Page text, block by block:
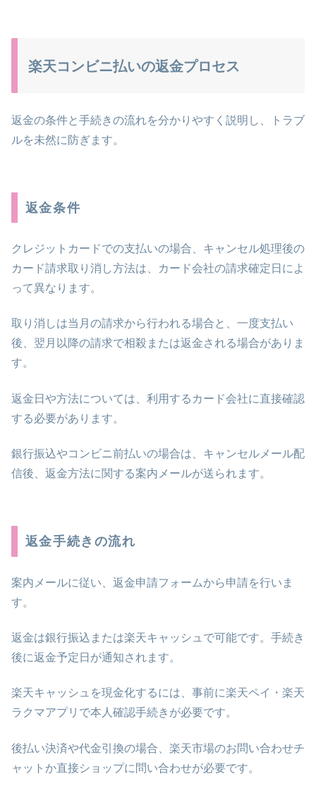
楽天コンビニ払いの返金プロセス
返金の条件と手続きの流れを分かりやすく説明し、トラブ
ルを未然に防ぎます。
返金条件
クレジットカードでの支払いの場合、キャンセル処理後の
カード請求取り消し方法は、カード会社の請求確定日によ
って異なります。
取り消しは当月の請求から行われる場合と、一度支払い
後、翌月以降の請求で相殺または返金される場合がありま
す。
返金日や方法については、利用するカード会社に直接確認
する必要があります。
銀行振込やコンビニ前払いの場合は、キャンセルメール配
信後、返金方法に関する案内メールが送られます。
返金手続きの流れ
案内メールに従い、返金申請フォームから申請を行いま
す。
返金は銀行振込または楽天キャッシュで可能です。手続き
後に返金予定日が通知されます。
楽天キャッシュを現金化するには、事前に楽天ペイ・楽天
ラクマアプリで本人確認手続きが必要です。
後払い決済や代金引換の場合、楽天市場のお問い合わせチ
ャットか直接ショップに問い合わせが必要です。